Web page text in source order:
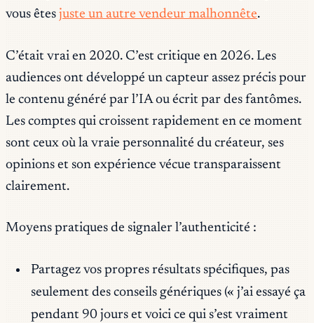
vous êtes juste un autre vendeur malhonnête.
C’était vrai en 2020. C’est critique en 2026. Les
audiences ont développé un capteur assez précis pour
le contenu généré par l’IA ou écrit par des fantômes.
Les comptes qui croissent rapidement en ce moment
sont ceux où la vraie personnalité du créateur, ses
opinions et son expérience vécue transparaissent
clairement.
Moyens pratiques de signaler l’authenticité :
Partagez vos propres résultats spécifiques, pas
seulement des conseils génériques (« j’ai essayé ça
pendant 90 jours et voici ce qui s’est vraiment